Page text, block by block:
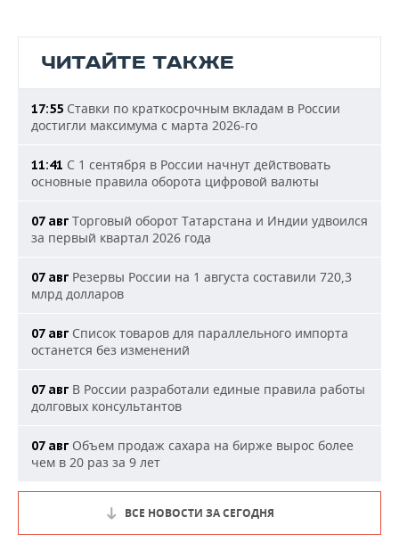
ЧИТАЙТЕ ТАКЖЕ
17:55 Ставки по краткосрочным вкладам в России
достигли максимума с марта 2026-го
11:41 С 1 сентября в России начнут действовать
основные правила оборота цифровой валюты
07 авг Торговый оборот Татарстана и Индии удвоился
за первый квартал 2026 года
07 авг Резервы России на 1 августа составили 720,3
млрд долларов
07 авг Список товаров для параллельного импорта
останется без изменений
07 авг В России разработали единые правила работы
долговых консультантов
07 авг Объем продаж сахара на бирже вырос более
чем в 20 раз за 9 лет
ВСЕ НОВОСТИ ЗА СЕГОДНЯ